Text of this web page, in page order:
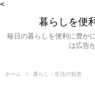
<
暮らしを便
毎日の暮らしを便利に豊か
は広告
ホーム 暮らし・生活の知恵